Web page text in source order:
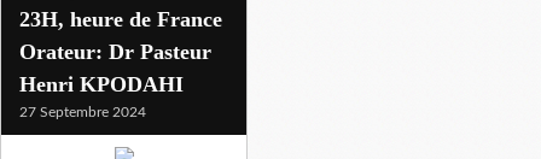
23H, heure de France
Orateur: Dr Pasteur
Henri KPODAHI
27 Septembre 2024